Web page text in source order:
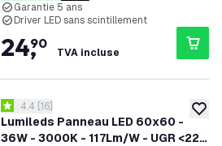
Garantie 5 ans
Driver LED sans scintillement
24,
90
TVA incluse
Lumileds Panneau LED 60x60 -
36W - 3000K - 117Lm/W - UGR <22 -
ouvrir le tiroir des avis
4.4 étoiles de notation
4.4 [16]